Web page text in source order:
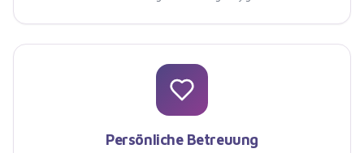
Persönliche Betreuung